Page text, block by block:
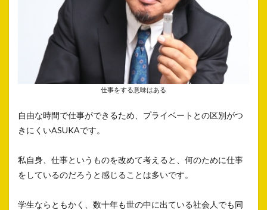
仕事をする意味はある
自由な時間で仕事ができるため、プライベートとの区別がつ
きにくいASUKAです。
私自身、仕事というものを改めて考えると、何のために仕事
をしているのだろうと感じることは多いです。
学生ならともかく、数十年も世の中に出ている社会人でも同